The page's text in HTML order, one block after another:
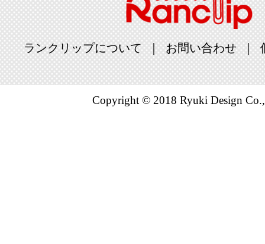
ランクリップについて お問い合わせ
Copyright © 2018 Ryuki Design